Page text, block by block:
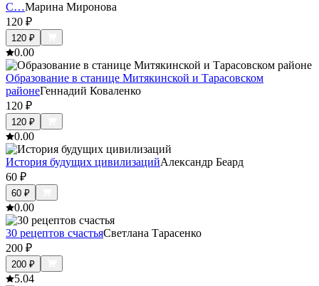
С…Марина Миронова
120 ₽
120 ₽
0.00
Образование в станице Митякинской и Тарасовском
районеГеннадий Коваленко
120 ₽
120 ₽
0.00
История будущих цивилизацийАлександр Беард
60 ₽
60 ₽
0.00
30 рецептов счастьяСветлана Тарасенко
200 ₽
200 ₽
5.04